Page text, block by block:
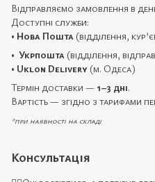
Відправляємо замовлення в
Доступні служби:
• Нова Пошта (відділення,
• Укрпошта (відділення,
• Uklon Delivery (м. Одеса)
Термін доставки — 1–3 дні.
Вартість — згідно з тарифами
*при наявності на складі
Консультація